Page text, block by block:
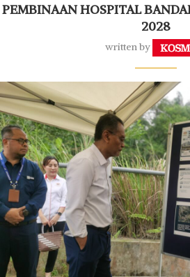
PEMBINAAN HOSPITAL
2028
written by